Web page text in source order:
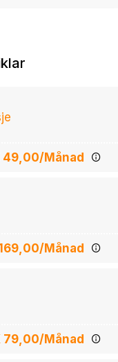
49,00/Månad
/Månad
79,00/Månad